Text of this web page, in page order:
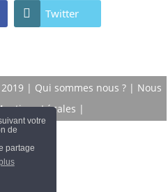
votre
de
partage
 Twitter
| Qui sommes nous ? | Nous
Légales |